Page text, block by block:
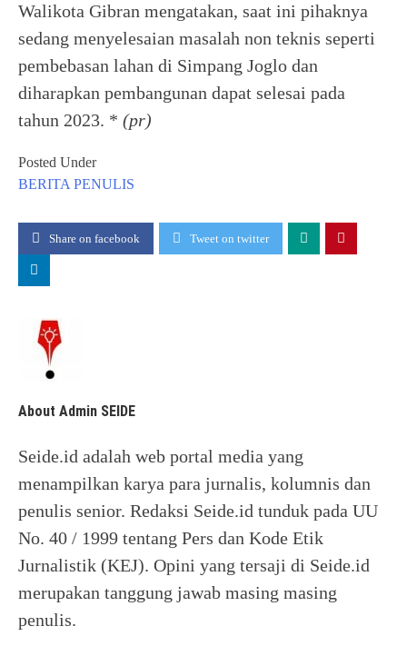
Walikota Gibran mengatakan, saat ini pihaknya
sedang menyelesaian masalah non teknis seperti
pembebasan lahan di Simpang Joglo dan
diharapkan pembangunan dapat selesai pada
tahun 2023. * (pr)
Posted Under
BERITA PENULIS
Share on facebook Tweet on twitter
About Admin SEIDE
Seide.id adalah web portal media yang
menampilkan karya para jurnalis, kolumnis dan
penulis senior. Redaksi Seide.id tunduk pada UU
No. 40 / 1999 tentang Pers dan Kode Etik
Jurnalistik (KEJ). Opini yang tersaji di Seide.id
merupakan tanggung jawab masing masing
penulis.